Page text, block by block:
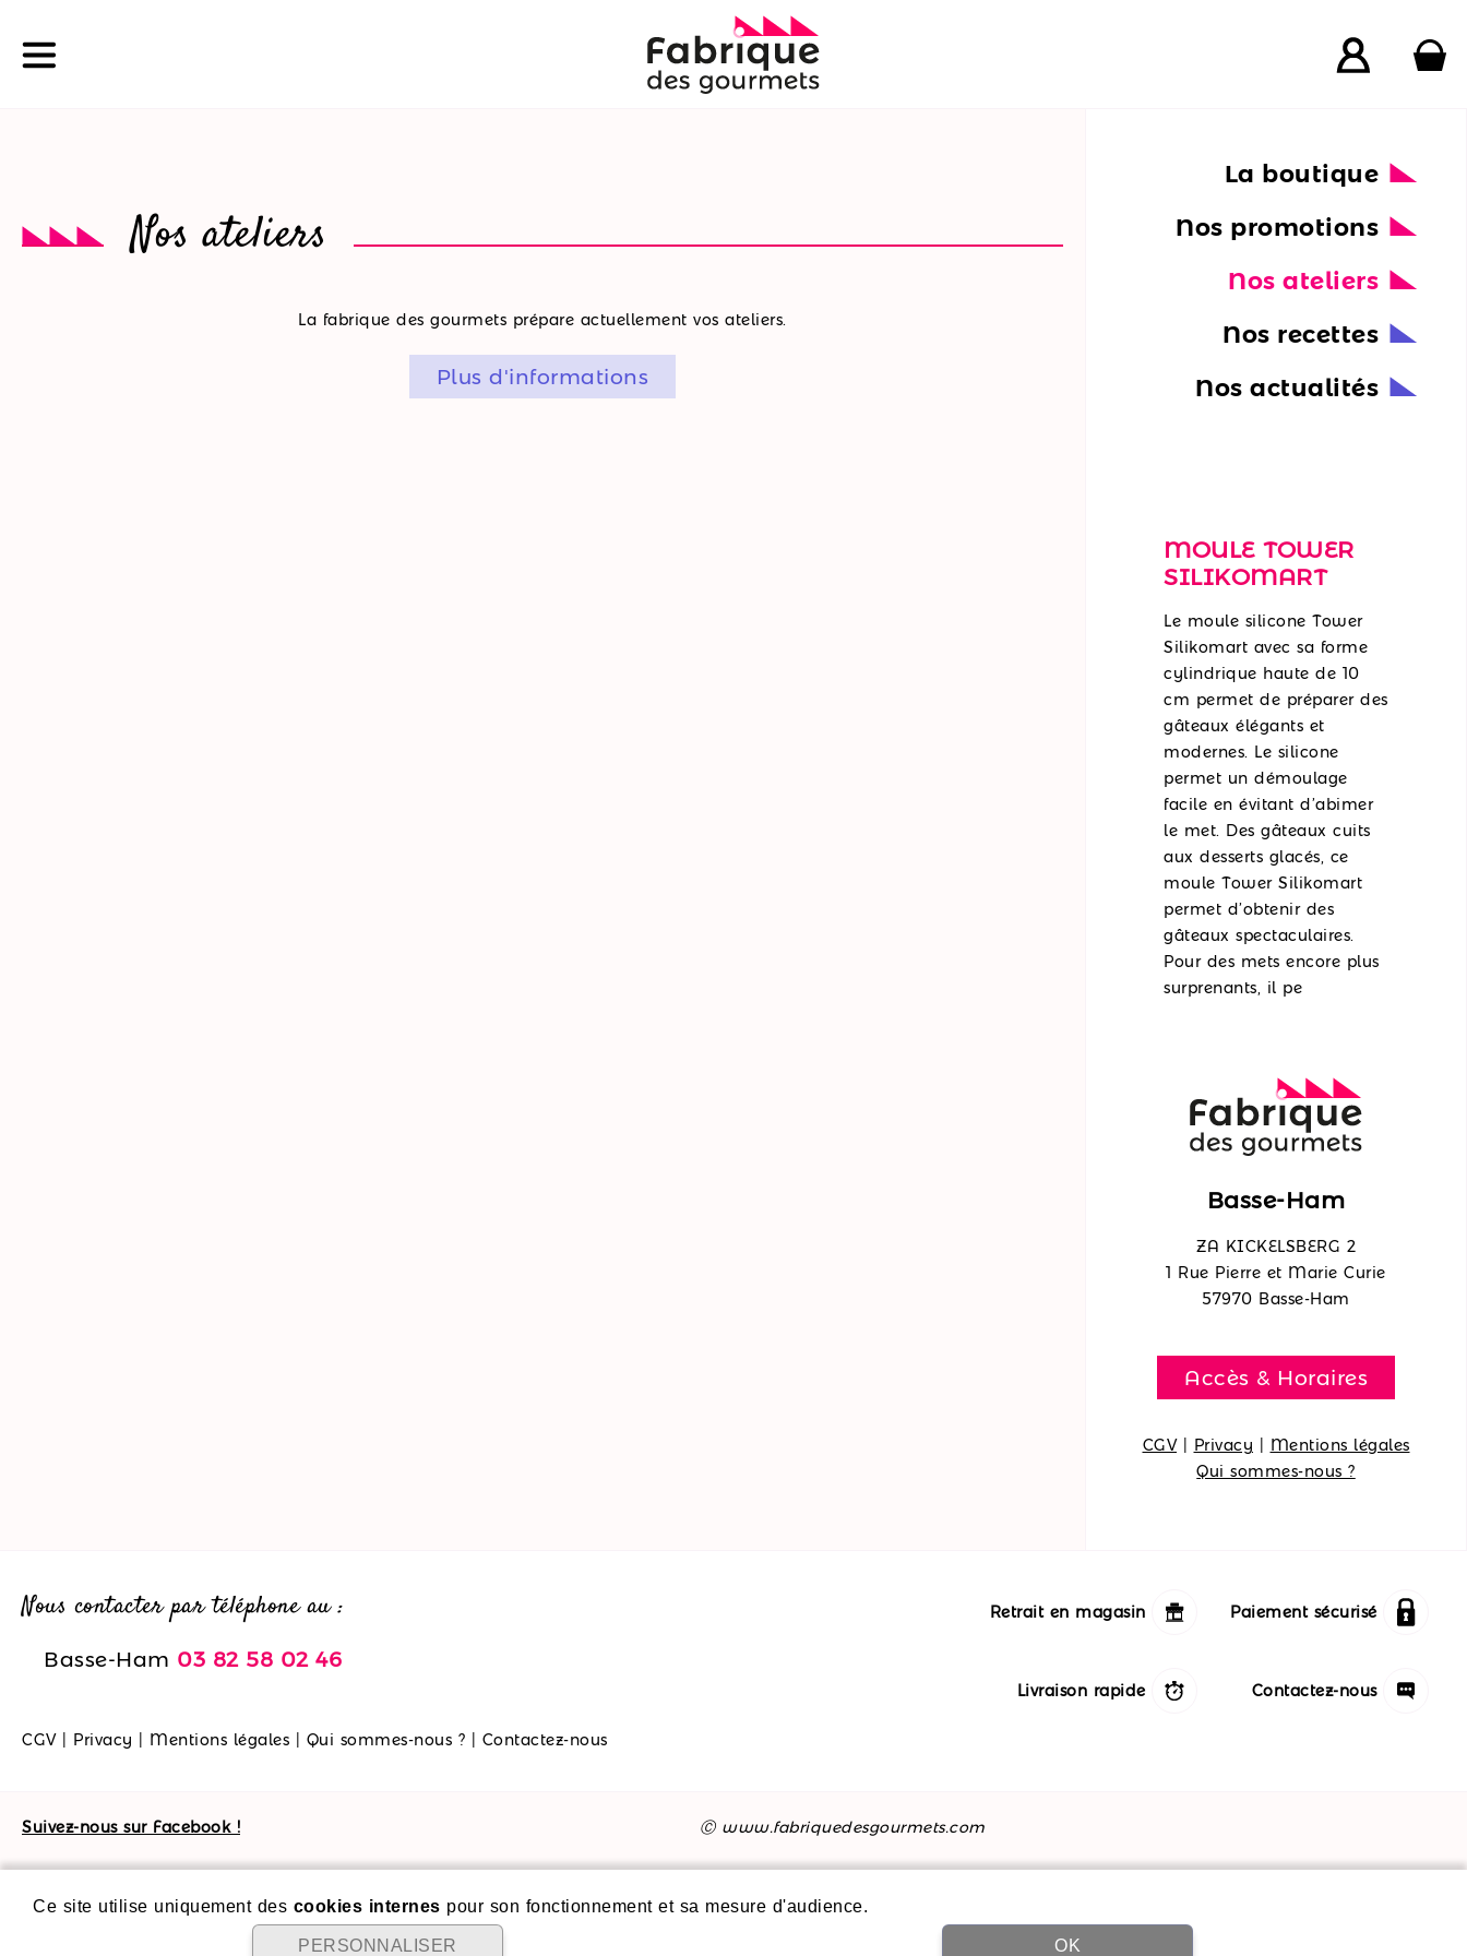
La
boutique
La boutique
Nos promotions
Nos ateliers
Nos recettes
Nos actualités
MOULE TOWER
SILIKOMART
Le moule silicone Tower
Silikomart avec sa forme
cylindrique haute de 10
cm permet de préparer des
gâteaux élégants et
modernes. Le silicone
permet un démoulage
facile en évitant d’abimer
le met. Des gâteaux cuits
aux desserts glacés, ce
moule Tower Silikomart
permet d’obtenir des
gâteaux spectaculaires.
Pour des mets encore plus
surprenants, il pe
Basse-Ham
ZA KICKELSBERG 2
1 Rue Pierre et Marie Curie
57970 Basse-Ham
Accès & Horaires
CGV| Privacy
Mentions légales
Qui sommes-nous ?
Nos ateliers
La fabrique des gourmets prépare actuellement vos ateliers.
Plus d'informations
Nous contacter par téléphone au :
Basse-Ham 03 82 58 02 46
CGV| Privacy Mentions légales Qui sommes-nous ? Contactez-nous
Retrait en magasin
Livraison rapide
Paiement sécurisé
Contactez-nous
Suivez-nous sur Facebook ! Ⓒ www.fabriquedesgourmets.com
Ce site utilise uniquement des cookies internes pour son fonctionnement et sa mesure d'audience.
PERSONNALISER OK